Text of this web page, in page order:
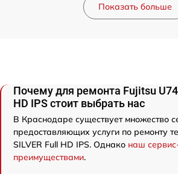
Показать больше
Почему для ремонта Fujitsu
HD IPS стоит выбрать нас
В Краснодаре существует множество
предоставляющих услуги по ремонту
SILVER Full HD IPS. Однако наш
преимуществами.